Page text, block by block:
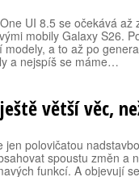
UI 8.5 se očekává
mobily Galaxy S26.
modely, a to až po
a nejspíš se máme…
větší věc,
jen polovičatou
spoustu změn a
funkcí. A objevují